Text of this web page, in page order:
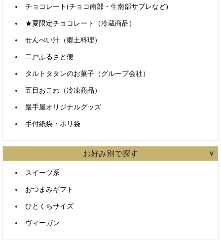
チョコレート(チョコ南部・生南部サブレなど)
★夏限定チョコレート（冷蔵商品）
せんべい汁（郷土料理）
二戸ふるさと便
タルトタタンのお菓子（グループ会社）
五目おこわ（冷凍商品）
巖手屋オリジナルグッズ
手付紙袋・ポリ袋
お好み別で探す
スイーツ系
おつまみギフト
ひとくちサイズ
ヴィーガン